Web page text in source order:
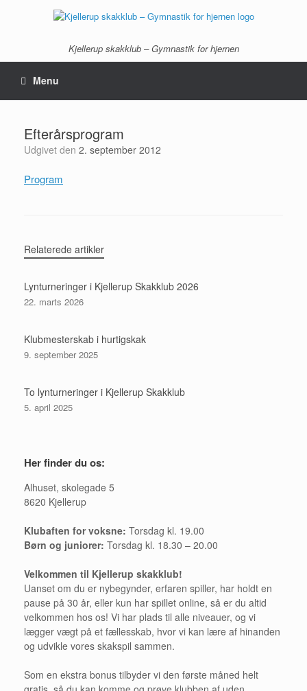
Kjellerup skakklub – Gymnastik for hjernen
Menu
Efterårsprogram
Udgivet den 2. september 2012
Program
Relaterede artikler
Lynturneringer i Kjellerup Skakklub 2026
22. marts 2026
Klubmesterskab i hurtigskak
9. september 2025
To lynturneringer i Kjellerup Skakklub
5. april 2025
Her finder du os:
Alhuset, skolegade 5
8620 Kjellerup
Klubaften for voksne: Torsdag kl. 19.00
Børn og juniorer: Torsdag kl. 18.30 – 20.00
Velkommen til Kjellerup skakklub!
Uanset om du er nybegynder, erfaren spiller, har holdt en
pause på 30 år, eller kun har spillet online, så er du altid
velkommen hos os! Vi har plads til alle niveauer, og vi
lægger vægt på et fællesskab, hvor vi kan lære af hinanden
og udvikle vores skakspil sammen.
Som en ekstra bonus tilbyder vi den første måned helt